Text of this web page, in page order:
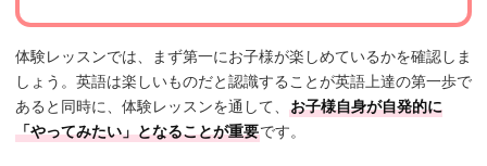
体験レッスンでは、まず第一にお子様が楽しめているかを確認しま
しょう。英語は楽しいものだと認識することが英語上達の第一歩で
あると同時に、体験レッスンを通して、 お子様自身が自発的に
「やってみたい」となることが重要です。